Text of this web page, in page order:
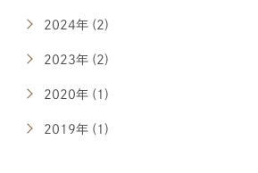
2024年 (2)
2023年 (2)
2020年 (1)
2019年 (1)